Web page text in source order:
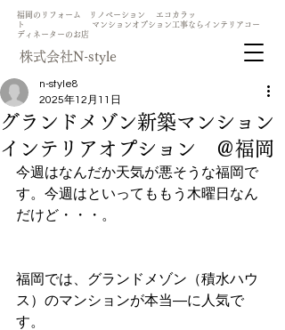
​福岡のリフォーム リノベーション エコカラッ
ト マンションオプション工事ならインテリアコー
ディネーターのお店
​株式会社N-style
グランドメゾン新築マンション
インテリアオプション ＠福岡
n-style8
2025年12月11日
今週はなんだか天気が悪そうな福岡で
す。今週はといってももう木曜日なん
だけど・・・。
福岡では、グランドメゾン（積水ハウ
ス）のマンションが本当―に人気で
す。